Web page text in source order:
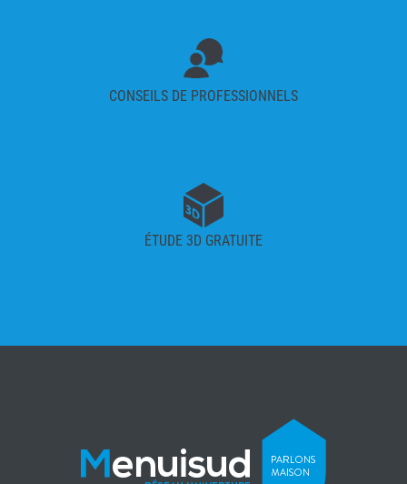
CONSEILS DE PROFESSIONNELS
ÉTUDE 3D GRATUITE